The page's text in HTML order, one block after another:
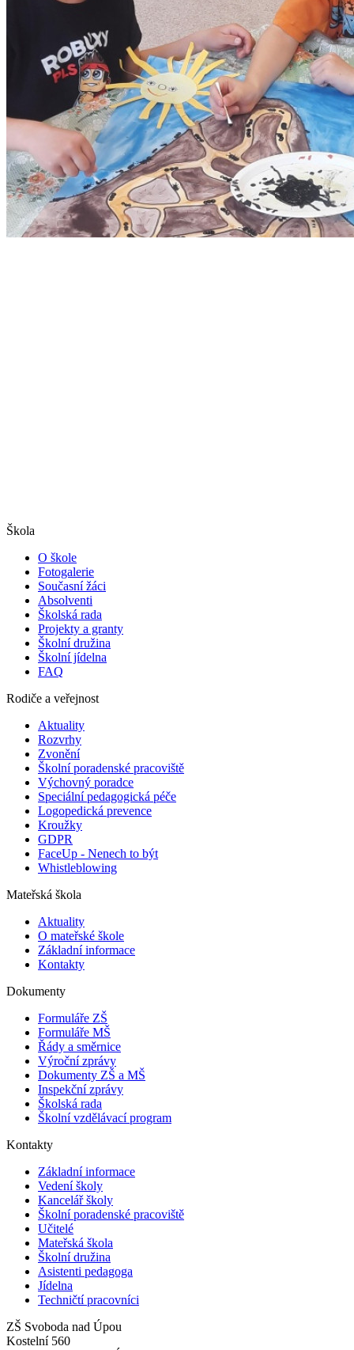
Škola
O škole
Fotogalerie
Současní žáci
Absolventi
Školská rada
Projekty a granty
Školní družina
Školní jídelna
FAQ
Rodiče a veřejnost
Aktuality
Rozvrhy
Zvonění
Školní poradenské pracoviště
Výchovný poradce
Speciální pedagogická péče
Logopedická prevence
Kroužky
GDPR
FaceUp - Nenech to být
Whistleblowing
Mateřská škola
Aktuality
O mateřské škole
Základní informace
Kontakty
Dokumenty
Formuláře ZŠ
Formuláře MŠ
Řády a směrnice
Výroční zprávy
Dokumenty ZŠ a MŠ
Inspekční zprávy
Školská rada
Školní vzdělávací program
Kontakty
Základní informace
Vedení školy
Kancelář školy
Školní poradenské pracoviště
Učitelé
Mateřská škola
Školní družina
Asistenti pedagoga
Jídelna
Techničtí pracovníci
ZŠ Svoboda nad Úpou
Kostelní 560